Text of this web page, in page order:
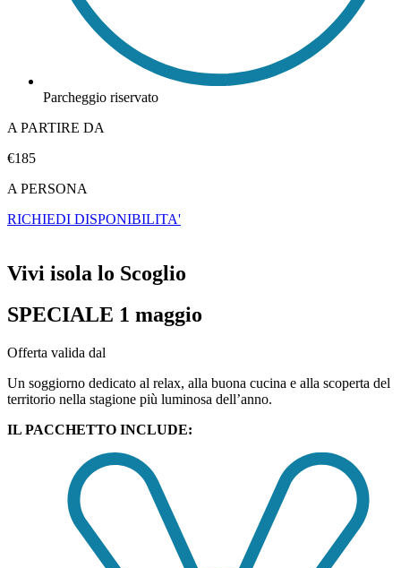
Parcheggio riservato
A PARTIRE DA
€185
A PERSONA
RICHIEDI DISPONIBILITA'
Vivi isola lo Scoglio
SPECIALE 1 maggio
Offerta valida dal
Un soggiorno dedicato al relax, alla buona cucina e alla scoperta del
territorio nella stagione più luminosa dell’anno.
IL PACCHETTO INCLUDE: